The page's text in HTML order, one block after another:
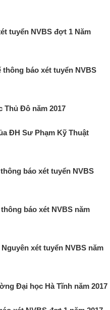
tuyển NVBS đợt 1 Năm
báo xét tuyển NVBS
Thủ Đô năm 2017
ĐH Sư Phạm Kỹ Thuật
báo xét tuyển NVBS
báo xét NVBS năm
xét tuyển NVBS năm
Đại học Hà Tĩnh năm 2017